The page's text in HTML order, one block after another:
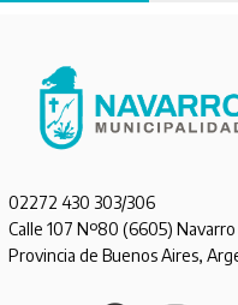
02272 430 303/306
Calle 107 Nº80 (6605) Navarro
Provincia de Buenos Aires,